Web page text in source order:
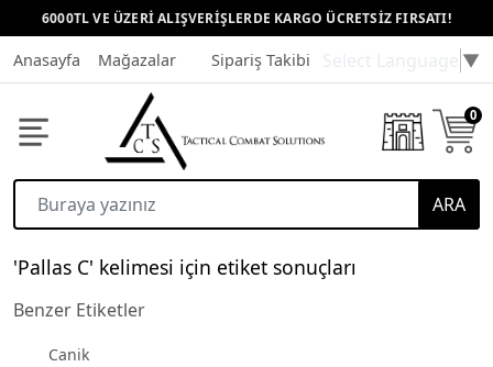
6000TL VE ÜZERİ ALIŞVERİŞLERDE KARGO ÜCRETSİZ FIRSATI!
Anasayfa Mağazalar Sipariş Takibi Müşteri Hizmetleri
▼
ARA
0
'Pallas C' kelimesi için etiket sonuçları
Benzer Etiketler
Canik